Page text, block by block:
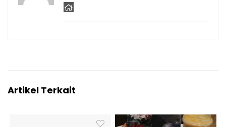
Artikel Terkait